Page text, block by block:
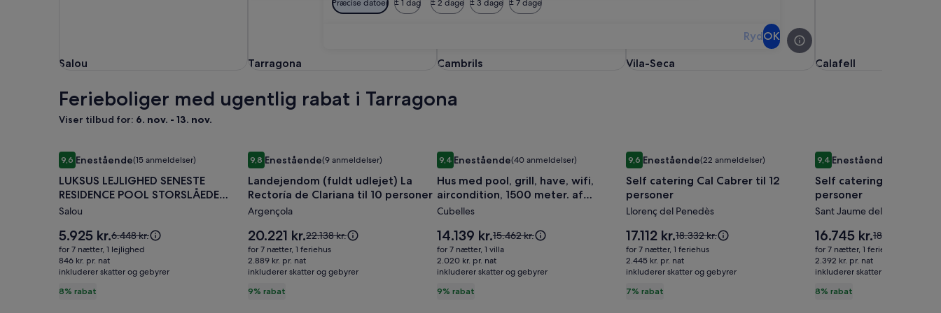
Præcise datoer ± 1 dag ± 2 dage ± 3 dage ± 7 dage
RydOK
Salou
Salou Tarragona
Tarragona Cambrils
Cambrils Vila-Seca
Vila-Seca Calafell
Calafell
Ferieboliger med ugentlig rabat i Tarragona
Viser tilbud for: 6. nov. - 13. nov.
Billedgalleri
for
LUKSUS
LEJLIGHED
SENESTE
RESIDENCE
POOL
STORSLÅEDE
storslået
udsigt
9,69,6 ud af 10, Enestående, (15 anmeldelser)
Enestående(15 anmeldelser)
LUKSUS LEJLIGHED SENESTE
RESIDENCE POOL STORSLÅEDE
storslået udsigt
Salou
8% rabat
Prisen
er
5.925 kr.
5.925 kr.Prisen
var
se
6.448 kr.
for 7 nætter, 1 lejlighed
846 kr. pr. nat
inkluderer skatter og gebyrer
LUKSUS LEJLIGHED SENESTE RESIDENCE POOL STORSLÅEDE storslået udsigt
Billedgalleri
for
Landejendom
(fuldt
udlejet)
La
Rectoría
de
Clariana
til
9,89,8 ud af 10, Enestående, (9 anmeldelser)
Enestående(9 anmeldelser)
Landejendom (fuldt udlejet) La
Rectoría de Clariana til 10 personer
Argençola
9% rabat
Prisen
er
20.221 kr.
20.221 kr.Prisen
var
22.138 kr.,
se
22.138 kr.
for 7 nætter, 1 feriehus
2.889 kr. pr. nat
inkluderer skatter og gebyrer
Landejendom (fuldt udlejet) La Rectoría de Clariana til 10 personer
Billedgalleri
for
Hus
med
pool,
grill,
have,
wifi,
aircondition,
1500
9,49,4 ud af 10, Enestående, (40 anmeldelser)
Enestående(40 anmeldelser)
Hus med pool, grill, have, wifi,
aircondition, 1500 meter. af
stranden
Cubelles
9% rabat
Prisen
er
14.139 kr.
14.139 kr.Prisen
var
15.462 kr.,
se
15.462 kr.
for 7 nætter, 1 villa
2.020 kr. pr. nat
inkluderer skatter og gebyrer
Hus med pool, grill, have, wifi, aircondition, 1500 meter. af stranden
Billedgalleri
for
Self
catering
Cal
Cabrer
til
12
personer
9,69,6 ud af 10, Enestående, (22 anmeldelser)
Enestående(22 anmeldelser)
Self catering Cal Cabrer til 12
personer
Llorenç del Penedès
7% rabat
Prisen
er
17.112 kr.
17.112 kr.Prisen
var
18.332 kr.,
se
18.332 kr.
for 7 nætter, 1 feriehus
2.445 kr. pr. nat
inkluderer skatter og gebyrer
Self catering Cal Cabrer til 12 personerBilledgalleri
for
Self
catering
Les
Orenetes
til
11
personer
9,49,4 ud af 10, Enestående,
Enestående
Self catering Les
personer
Sant Jaume dels Domenys
8% rabat
Prisen
er
16.745 kr.
16.745 kr.Prisen
var
18.270 kr.,
se
18.270 kr.
for 7 nætter, 1 feriehus
2.392 kr. pr. nat
inkluderer skatter og gebyrer
Self catering Les